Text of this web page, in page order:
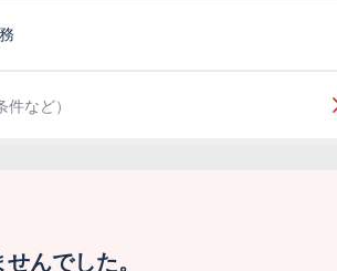
など）
んでした。